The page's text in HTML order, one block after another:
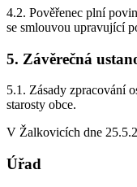
4.2. Pověřenec plní
se smlouvou upravující
5. Závěrečná
5.1. Zásady zpracování
starosty obce.
V Žalkovicích dne
Úřad